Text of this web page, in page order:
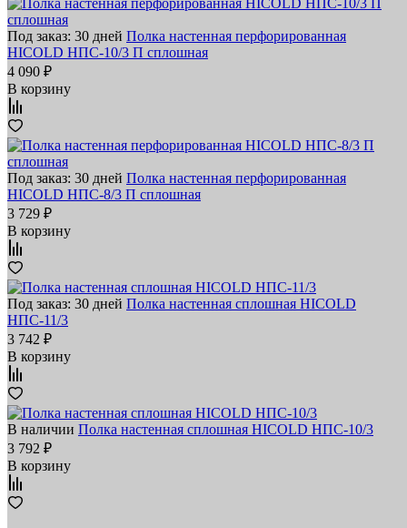
Под заказ: 30 дней Полка настенная перфорированная
HICOLD НПС-10/3 П сплошная
4 090 ₽
В корзину
Под заказ: 30 дней Полка настенная перфорированная
HICOLD НПС-8/3 П сплошная
3 729 ₽
В корзину
Под заказ: 30 дней Полка настенная сплошная HICOLD
НПС-11/3
3 742 ₽
В корзину
В наличии Полка настенная сплошная HICOLD НПС-10/3
3 792 ₽
В корзину